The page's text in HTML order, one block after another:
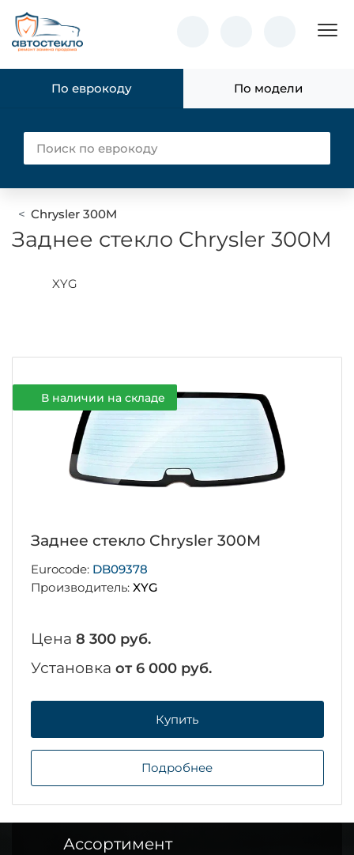
По еврокоду По модели
Chrysler 300M
Заднее стекло Chrysler 300M
XYG
В наличии на складе
Заднее стекло Chrysler 300M
Eurocode: DB09378
Производитель: XYG
Цена 8 300 руб.
Установка от 6 000 руб.
Купить
Подробнее
Ассортимент